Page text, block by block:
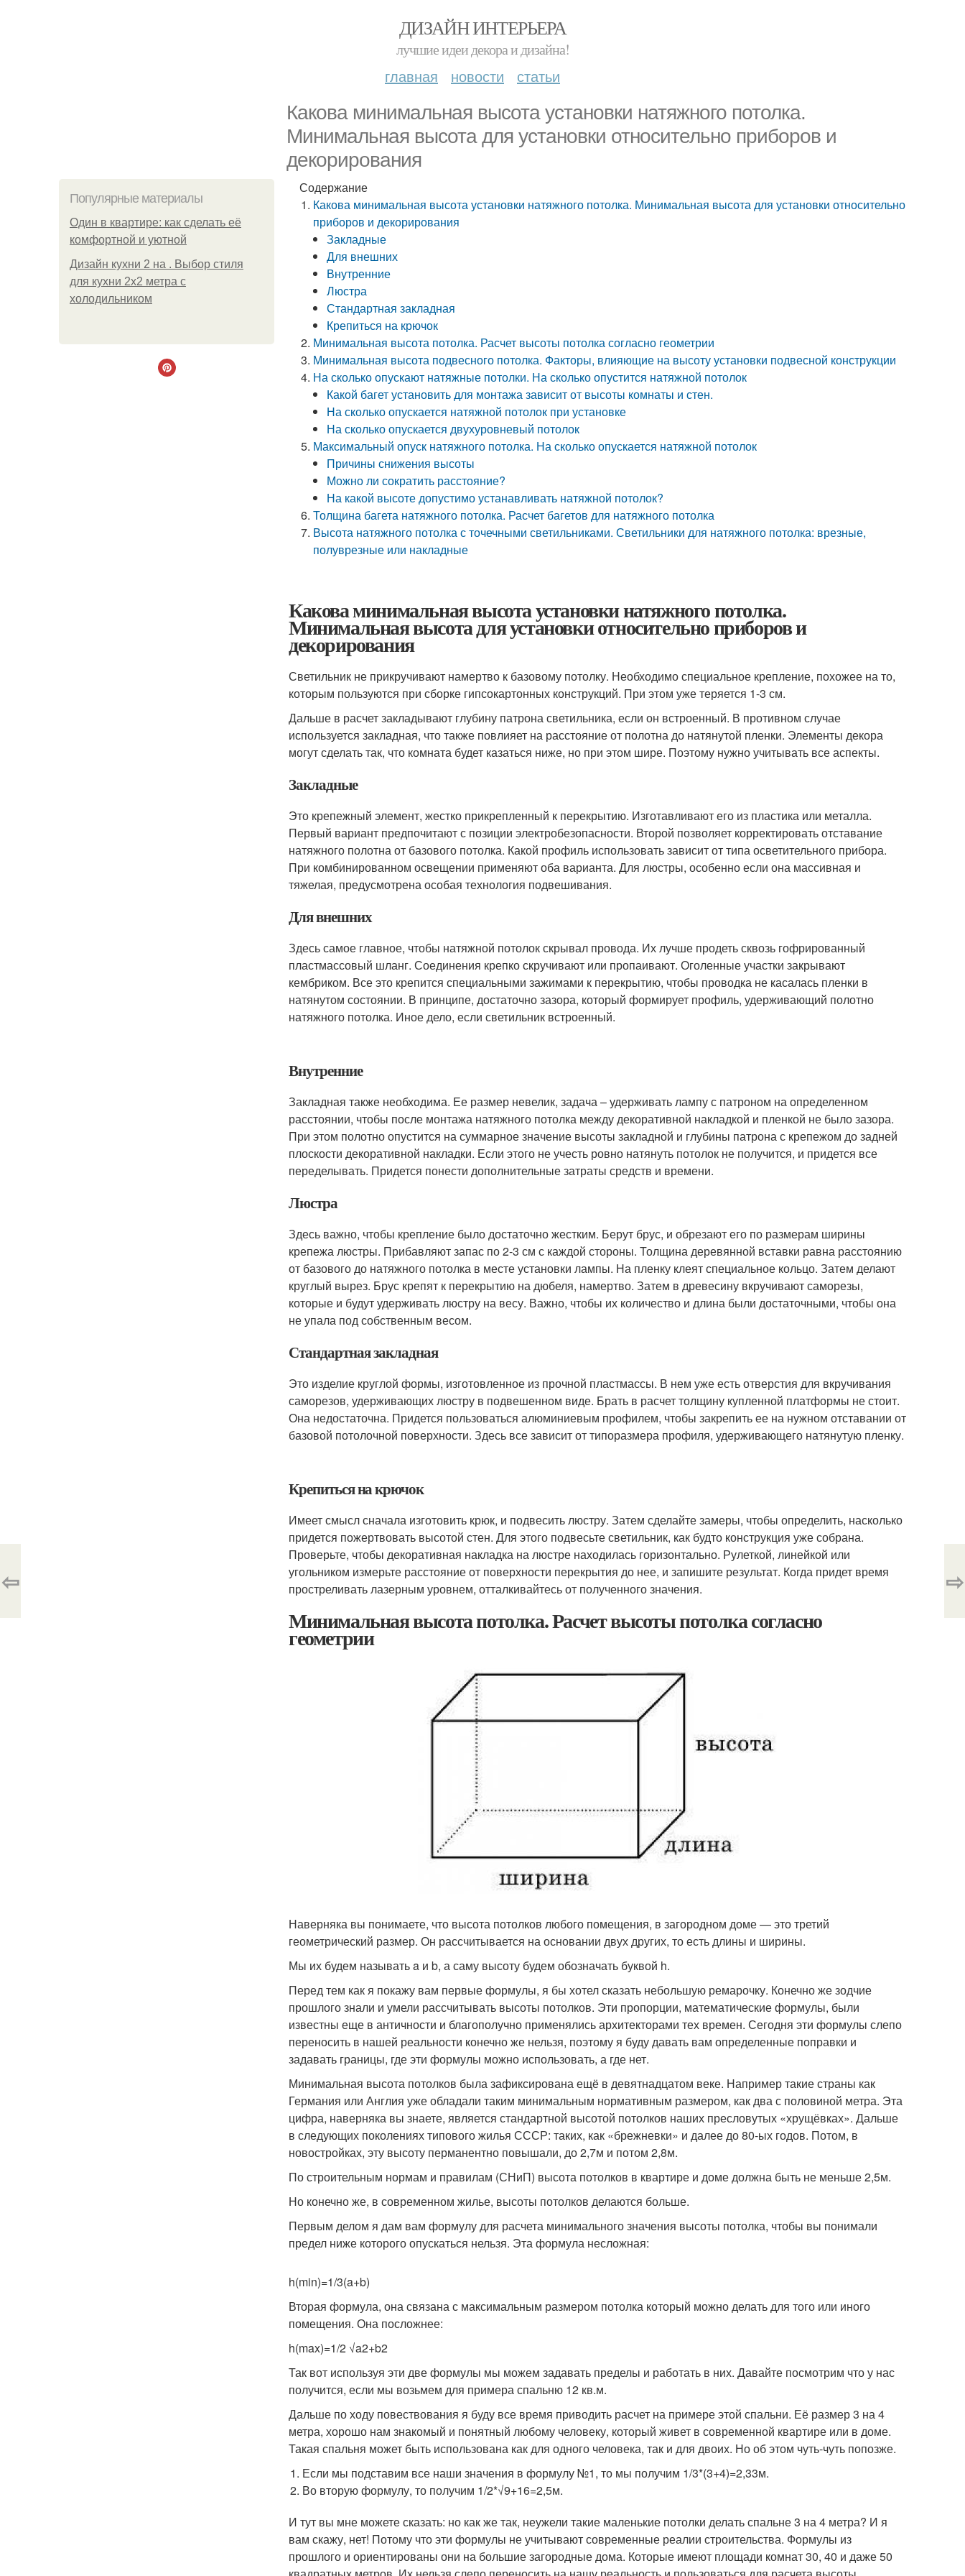
ДИЗАЙН ИНТЕРЬЕРА
лучшие идеи декора и дизайна!
главная новости статьи
Какова минимальная высота установки натяжного потолка.
Минимальная высота для установки относительно приборов и
декорирования
Популярные материалы
Один в квартире: как сделать её
комфортной и уютной
Дизайн кухни 2 на . Выбор стиля
для кухни 2х2 метра с
холодильником
Содержание
Какова минимальная высота установки натяжного потолка. Минимальная высота для установки относительно
приборов и декорирования
Закладные
Для внешних
Внутренние
Люстра
Стандартная закладная
Крепиться на крючок
Минимальная высота потолка. Расчет высоты потолка согласно геометрии
Минимальная высота подвесного потолка. Факторы, влияющие на высоту установки подвесной конструкции
На сколько опускают натяжные потолки. На сколько опустится натяжной потолок
Какой багет установить для монтажа зависит от высоты комнаты и стен.
На сколько опускается натяжной потолок при установке
На сколько опускается двухуровневый потолок
Максимальный опуск натяжного потолка. На сколько опускается натяжной потолок
Причины снижения высоты
Можно ли сократить расстояние?
На какой высоте допустимо устанавливать натяжной потолок?
Толщина багета натяжного потолка. Расчет багетов для натяжного потолка
Высота натяжного потолка с точечными светильниками. Светильники для натяжного потолка: врезные,
полуврезные или накладные
Какова минимальная высота установки натяжного потолка.
Минимальная высота для установки относительно приборов и
декорирования
Светильник не прикручивают намертво к базовому потолку. Необходимо специальное крепление, похожее на то,
которым пользуются при сборке гипсокартонных конструкций. При этом уже теряется 1-3 см.
Дальше в расчет закладывают глубину патрона светильника, если он встроенный. В противном случае
используется закладная, что также повлияет на расстояние от полотна до натянутой пленки. Элементы декора
могут сделать так, что комната будет казаться ниже, но при этом шире. Поэтому нужно учитывать все аспекты.
Закладные
Это крепежный элемент, жестко прикрепленный к перекрытию. Изготавливают его из пластика или металла.
Первый вариант предпочитают с позиции электробезопасности. Второй позволяет корректировать отставание
натяжного полотна от базового потолка. Какой профиль использовать зависит от типа осветительного прибора.
При комбинированном освещении применяют оба варианта. Для люстры, особенно если она массивная и
тяжелая, предусмотрена особая технология подвешивания.
Для внешних
Здесь самое главное, чтобы натяжной потолок скрывал провода. Их лучше продеть сквозь гофрированный
пластмассовый шланг. Соединения крепко скручивают или пропаивают. Оголенные участки закрывают
кембриком. Все это крепится специальными зажимами к перекрытию, чтобы проводка не касалась пленки в
натянутом состоянии. В принципе, достаточно зазора, который формирует профиль, удерживающий полотно
натяжного потолка. Иное дело, если светильник встроенный.
Внутренние
Закладная также необходима. Ее размер невелик, задача – удерживать лампу с патроном на определенном
расстоянии, чтобы после монтажа натяжного потолка между декоративной накладкой и пленкой не было зазора.
При этом полотно опустится на суммарное значение высоты закладной и глубины патрона с крепежом до задней
плоскости декоративной накладки. Если этого не учесть ровно натянуть потолок не получится, и придется все
переделывать. Придется понести дополнительные затраты средств и времени.
Люстра
Здесь важно, чтобы крепление было достаточно жестким. Берут брус, и обрезают его по размерам ширины
крепежа люстры. Прибавляют запас по 2-3 см с каждой стороны. Толщина деревянной вставки равна расстоянию
от базового до натяжного потолка в месте установки лампы. На пленку клеят специальное кольцо. Затем делают
круглый вырез. Брус крепят к перекрытию на дюбеля, намертво. Затем в древесину вкручивают саморезы,
которые и будут удерживать люстру на весу. Важно, чтобы их количество и длина были достаточными, чтобы она
не упала под собственным весом.
Стандартная закладная
Это изделие круглой формы, изготовленное из прочной пластмассы. В нем уже есть отверстия для вкручивания
саморезов, удерживающих люстру в подвешенном виде. Брать в расчет толщину купленной платформы не стоит.
Она недостаточна. Придется пользоваться алюминиевым профилем, чтобы закрепить ее на нужном отставании от
базовой потолочной поверхности. Здесь все зависит от типоразмера профиля, удерживающего натянутую пленку.
Крепиться на крючок
Имеет смысл сначала изготовить крюк, и подвесить люстру. Затем сделайте замеры, чтобы определить, насколько
придется пожертвовать высотой стен. Для этого подвесьте светильник, как будто конструкция уже собрана.
Проверьте, чтобы декоративная накладка на люстре находилась горизонтально. Рулеткой, линейкой или
угольником измерьте расстояние от поверхности перекрытия до нее, и запишите результат. Когда придет время
простреливать лазерным уровнем, отталкивайтесь от полученного значения.
Минимальная высота потолка. Расчет высоты потолка согласно
геометрии
Наверняка вы понимаете, что высота потолков любого помещения, в загородном доме — это третий
геометрический размер. Он рассчитывается на основании двух других, то есть длины и ширины.
Мы их будем называть a и b, а саму высоту будем обозначать буквой h.
Перед тем как я покажу вам первые формулы, я бы хотел сказать небольшую ремарочку. Конечно же зодчие
прошлого знали и умели рассчитывать высоты потолков. Эти пропорции, математические формулы, были
известны еще в античности и благополучно применялись архитекторами тех времен. Сегодня эти формулы слепо
переносить в нашей реальности конечно же нельзя, поэтому я буду давать вам определенные поправки и
задавать границы, где эти формулы можно использовать, а где нет.
Минимальная высота потолков была зафиксирована ещё в девятнадцатом веке. Например такие страны как
Германия или Англия уже обладали таким минимальным нормативным размером, как два с половиной метра. Эта
цифра, наверняка вы знаете, является стандартной высотой потолков наших пресловутых «хрущёвках». Дальше
в следующих поколениях типового жилья СССР: таких, как «брежневки» и далее до 80-ых годов. Потом, в
новостройках, эту высоту перманентно повышали, до 2,7м и потом 2,8м.
По строительным нормам и правилам (СНиП) высота потолков в квартире и доме должна быть не меньше 2,5м.
Но конечно же, в современном жилье, высоты потолков делаются больше.
Первым делом я дам вам формулу для расчета минимального значения высоты потолка, чтобы вы понимали
предел ниже которого опускаться нельзя. Эта формула несложная:
h(min)=1/3(a+b)
Вторая формула, она связана с максимальным размером потолка который можно делать для того или иного
помещения. Она посложнее:
h(max)=1/2 √a2+b2
Так вот используя эти две формулы мы можем задавать пределы и работать в них. Давайте посмотрим что у нас
получится, если мы возьмем для примера спальню 12 кв.м.
Дальше по ходу повествования я буду все время приводить расчет на примере этой спальни. Её размер 3 на 4
метра, хорошо нам знакомый и понятный любому человеку, который живет в современной квартире или в доме.
Такая спальня может быть использована как для одного человека, так и для двоих. Но об этом чуть-чуть попозже.
Если мы подставим все наши значения в формулу №1, то мы получим 1/3*(3+4)=2,33м.
Во вторую формулу, то получим 1/2*√9+16=2,5м.
И тут вы мне можете сказать: но как же так, неужели такие маленькие потолки делать спальне 3 на 4 метра? И я
вам скажу, нет! Потому что эти формулы не учитывают современные реалии строительства. Формулы из
прошлого и ориентированы они на большие загородные дома. Которые имеют площади комнат 30, 40 и даже 50
⇦ ⇨